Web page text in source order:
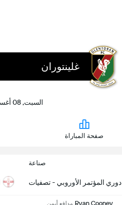
غلينتوران
السبت, 08 أغسطس | 02:00 م | ملعب بيت ماكلين أوفال
صفحة المباراة
صناعة
دوري المؤتمر الأوروبي - تصفيات
Ryan Cooney مدافع أيمن